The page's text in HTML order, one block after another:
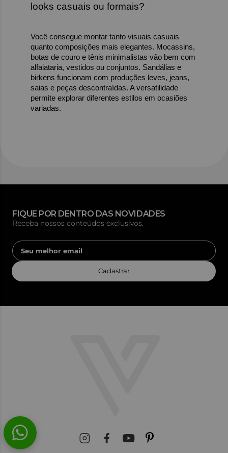
looks casuais ou formais?
Você consegue montar tanto visuais casuais
quanto composições mais elegantes. Mocassins,
botas de couro e tênis minimalistas vão bem com
alfaiataria, vestidos ou conjuntos. Sandálias e
birkens funcionam com produções leves, jeans,
saias e peças descontraídas. A versatilidade
permite explorar diferentes estilos em ocasiões
variadas.
FIQUE POR DENTRO DAS NOVIDADES
Receba nossos conteúdos exclusivos.
Cadastrar